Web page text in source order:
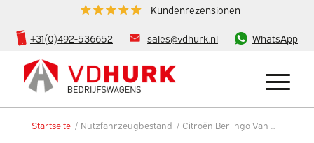
Kundenrezensionen
+31(0)492-536652 sales@vdhurk.nl WhatsApp
Startseite / Nutzfahrzeugbestand / Citroën Berlingo Van ...